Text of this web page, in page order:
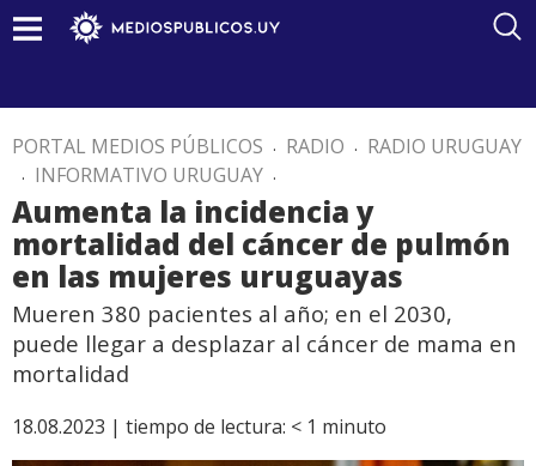
PORTAL MEDIOS PÚBLICOS . RADIO . RADIO URUGUAY
. INFORMATIVO URUGUAY .
Aumenta la incidencia y
mortalidad del cáncer de pulmón
en las mujeres uruguayas
Mueren 380 pacientes al año; en el 2030,
puede llegar a desplazar al cáncer de mama en
mortalidad
18.08.2023 | tiempo de lectura: < 1 minuto